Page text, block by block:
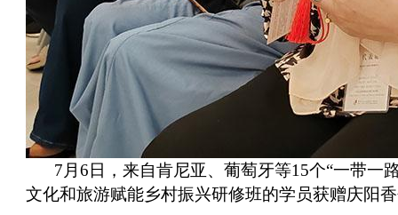
7月6日，来自肯尼亚、葡萄牙等15个“一带一
文化和旅游赋能乡村振兴研修班的学员获赠庆阳